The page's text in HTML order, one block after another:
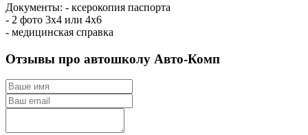
Документы: - ксерокопия паспорта
- 2 фото 3х4 или 4х6
- медицинская справка
Отзывы про автошколу Авто-Комп